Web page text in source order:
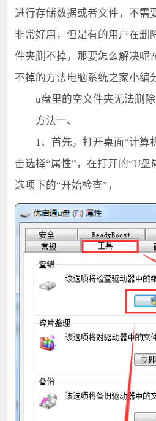
进行存储数据或者文件，不需
非常好用，但是有的用户在删
件夹删不掉，那要怎么解决呢
不掉的方法电脑系统之家小编
u盘里的空文件夹无法删除
方法一、
1、首先，打开桌面“计算
击选择“属性”，在打开的“U盘
选项下的“开始检查”，